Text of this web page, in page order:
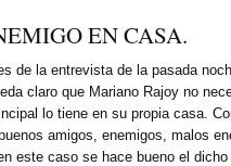
EN CASA.
de la entrevista de la pasada
claro que Mariano Rajoy no
lo tiene en su propia casa.
amigos, enemigos, malos
este caso se hace bueno el